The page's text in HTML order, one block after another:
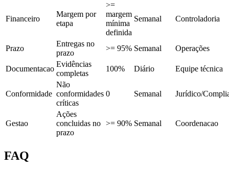
Financeiro
Margem por
etapa
>=
margem
mínima
definida
Semanal Controladoria
Prazo
Entregas no
prazo
>= 95% Semanal Operações
Documentacao
Evidências
completas
100% Diário Equipe técnica
Conformidade
Não
conformidades
críticas
0 Semanal Jurídico/
Gestao
Ações
concluidas no
prazo
>= 90% Semanal Coordenacao
FAQ